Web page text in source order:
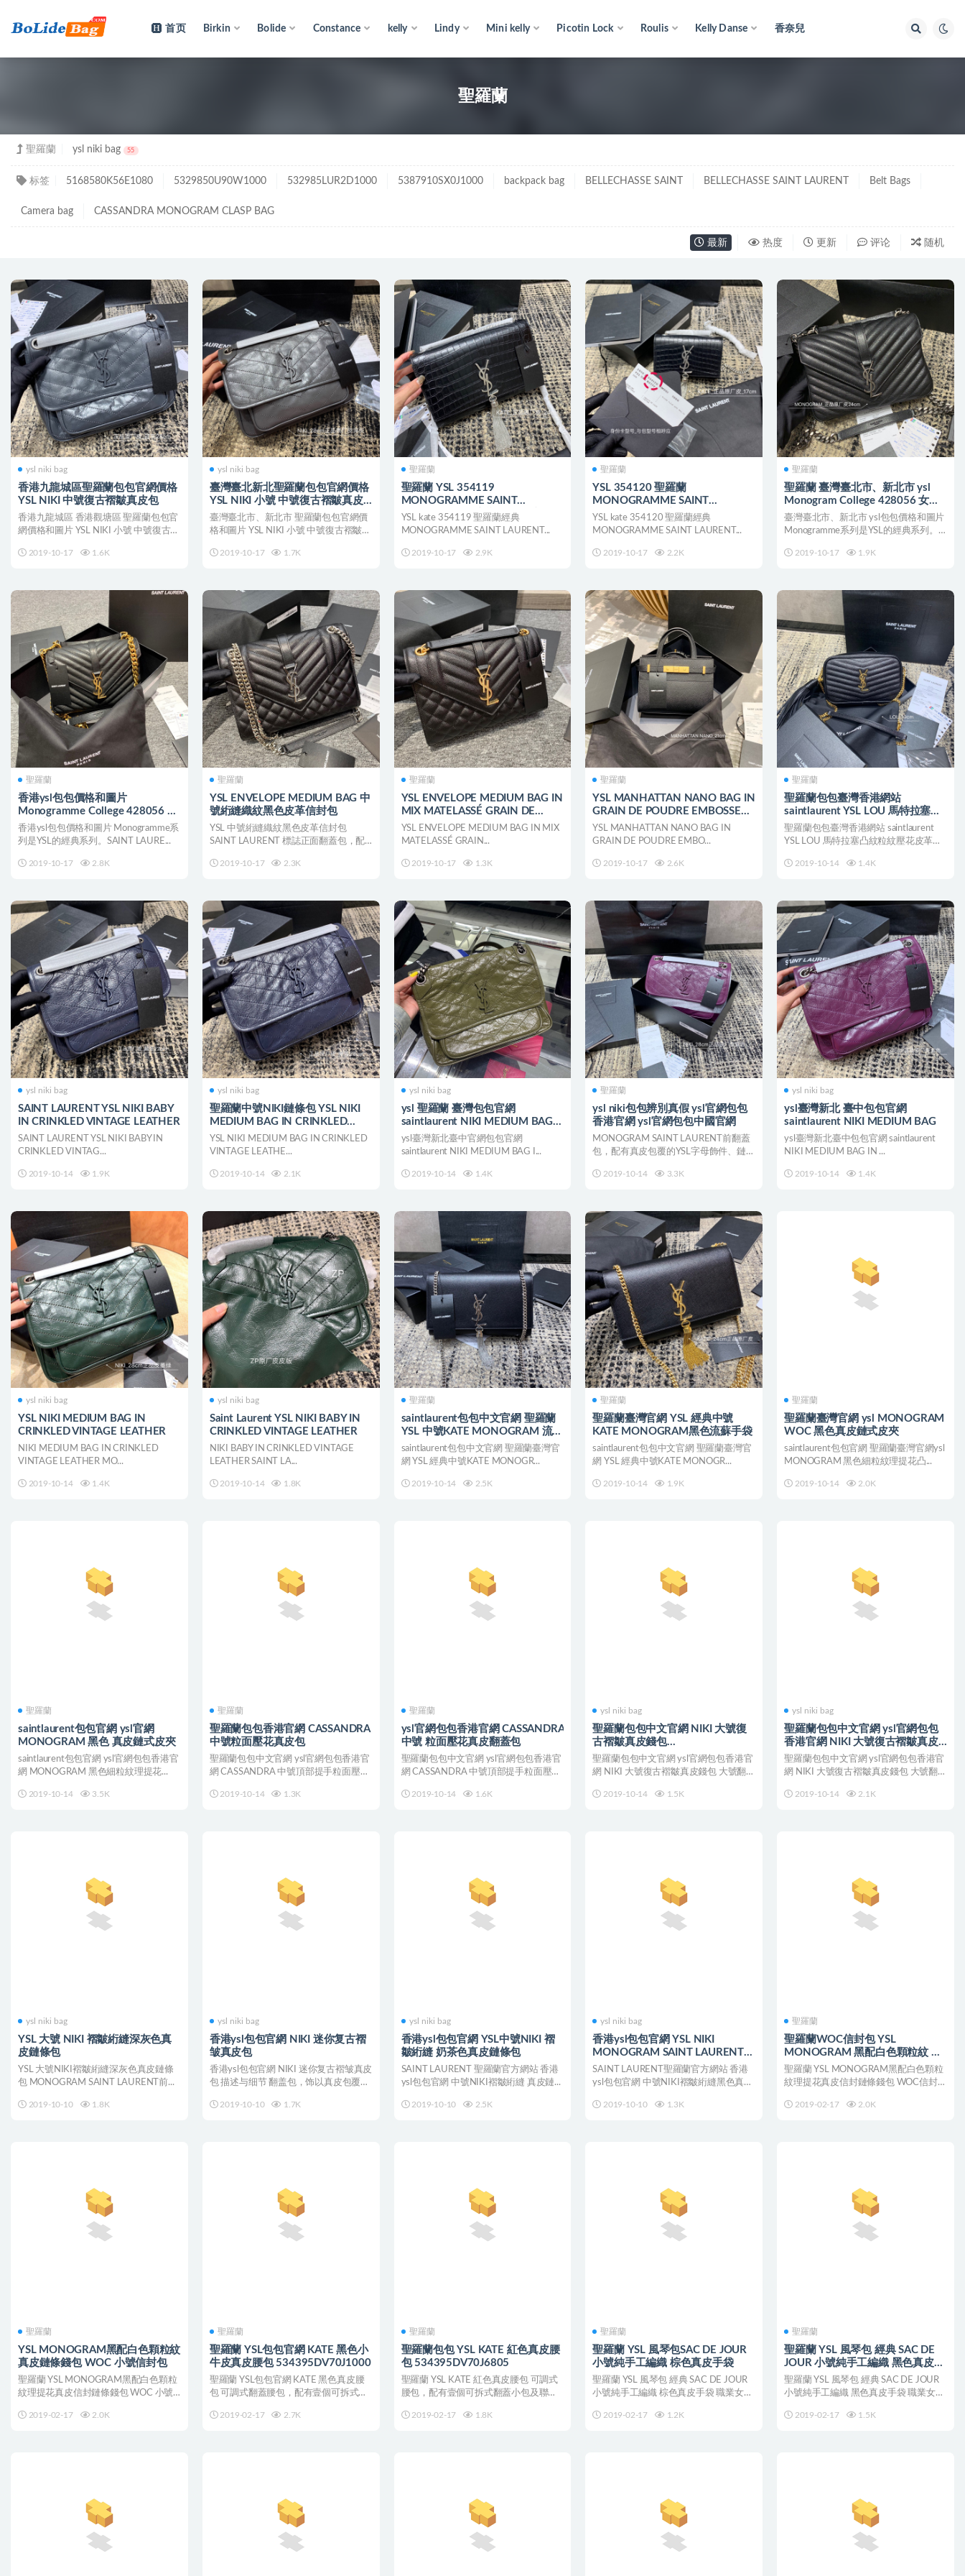
首页 Birkin Bolide Constance kelly Lindy Mini kelly Picotin Lock Roulis Kelly Danse 香奈兒
聖羅蘭
聖羅蘭 ysl niki bag 55
标签 5168580K56E1080 5329850U90W1000 532985LUR2D1000 5387910SX0J1000 backpack bag BELLECHASSE SAINT BELLECHASSE SAINT LAURENT Belt Bags
Camera bag CASSANDRA MONOGRAM CLASP BAG
最新 热度 更新 评论 随机
ysl niki bag
香港九龍城區聖羅蘭包包官網價格
YSL NIKI 中號復古褶皺真皮包
香港九龍城區 香港觀塘區 聖羅蘭包包官
網價格和圖片 YSL NIKI 小號 中號復古褶
2019-10-17
1.6K
ysl niki bag
臺灣臺北新北聖羅蘭包包官網價格
YSL NIKI 小號 中號復古褶皺真皮
包
臺灣臺北市、新北市 聖羅蘭包包官網價
格和圖片 YSL NIKI 小號 中號復古褶皺真
2019-10-17
1.7K
聖羅蘭
聖羅蘭 YSL 354119
MONOGRAMME SAINT
LAURENT 中號流蘇鱷魚紋手袋
YSL kate 354119 聖羅蘭經典
MONOGRAMME SAINT LAURENT...
2019-10-17 2.9K
聖羅蘭
YSL 354120 聖羅蘭
MONOGRAMME SAINT
LAURENT 小號流蘇鱷魚壓紋真皮
手袋
YSL kate 354120 聖羅蘭經典
MONOGRAMME SAINT LAURENT...
2019-10-17 2.2K
聖羅蘭
聖羅蘭 臺灣臺北市、新北市 ysl
Monogram College 428056 女包
價格和圖片
臺灣臺北市、新北市 ysl包包價格和圖片
Monogramme系列是YSL的經典系列。
2019-10-17
1.9K
聖羅蘭
香港ysl包包價格和圖片
Monogramme College 428056 女
士單肩包
香港ysl包包價格和圖片 Monogramme系
列是YSL的經典系列。SAINT LAURE...
2019-10-17 2.8K
聖羅蘭
YSL ENVELOPE MEDIUM BAG 中
號絎縫織紋黑色皮革信封包
YSL 中號絎縫織紋黑色皮革信封包
SAINT LAURENT 標誌正面翻蓋包，配
2019-10-17
2.3K
聖羅蘭
YSL ENVELOPE MEDIUM BAG IN
MIX MATELASSÉ GRAIN DE
POUDRE EMBOSSED LEATHER
YSL ENVELOPE MEDIUM BAG IN MIX
MATELASSÉ GRAIN...
2019-10-17 1.3K
聖羅蘭
YSL MANHATTAN NANO BAG IN
GRAIN DE POUDRE EMBOSSED
LEATHER
YSL MANHATTAN NANO BAG IN
GRAIN DE POUDRE EMBO...
2019-10-17 2.6K
聖羅蘭
聖羅蘭包包臺灣香港網站
saintlaurent YSL LOU 馬特拉塞迷
妳包
聖羅蘭包包臺灣香港網站 saintlaurent
YSL LOU 馬特拉塞凸紋粒紋壓花皮革
2019-10-14
1.4K
ysl niki bag
SAINT LAURENT YSL NIKI BABY
IN CRINKLED VINTAGE LEATHER
SAINT LAURENT YSL NIKI BABY IN
CRINKLED VINTAG...
2019-10-14 1.9K
ysl niki bag
聖羅蘭中號NIKI鏈條包 YSL NIKI
MEDIUM BAG IN CRINKLED
VINTAGE LEATHER
YSL NIKI MEDIUM BAG IN CRINKLED
VINTAGE LEATHE...
2019-10-14 2.1K
ysl niki bag
ysl 聖羅蘭 臺灣包包官網
saintlaurent NIKI MEDIUM BAG
IN
ysl臺灣新北臺中官網包包官網
saintlaurent NIKI MEDIUM BAG I...
2019-10-14 1.4K
聖羅蘭
ysl niki包包辨別真假 ysl官網包包
香港官網 ysl官網包包中國官網
MONOGRAM SAINT LAURENT前翻蓋
包，配有真皮包覆的YSL字母飾件、鏈條
2019-10-14
3.3K
ysl niki bag
ysl臺灣新北 臺中包包官網
saintlaurent NIKI MEDIUM BAG
ysl臺灣新北臺中包包官網 saintlaurent
NIKI MEDIUM BAG IN ...
2019-10-14 1.4K
ysl niki bag
YSL NIKI MEDIUM BAG IN
CRINKLED VINTAGE LEATHER
NIKI MEDIUM BAG IN CRINKLED
VINTAGE LEATHER MO...
2019-10-14 1.4K
ysl niki bag
Saint Laurent YSL NIKI BABY IN
CRINKLED VINTAGE LEATHER
NIKI BABY IN CRINKLED VINTAGE
LEATHER SAINT LA...
2019-10-14 1.8K
聖羅蘭
saintlaurent包包中文官網 聖羅蘭
YSL 中號KATE MONOGRAM 流蘇
手袋
saintlaurent包包中文官網 聖羅蘭臺灣官
網 YSL 經典中號KATE MONOGR...
2019-10-14 2.5K
聖羅蘭
聖羅蘭臺灣官網 YSL 經典中號
KATE MONOGRAM黑色流蘇手袋
saintlaurent包包中文官網 聖羅蘭臺灣官
網 YSL 經典中號KATE MONOGR...
2019-10-14 1.9K
聖羅蘭
聖羅蘭臺灣官網 ysl MONOGRAM
WOC 黑色真皮鏈式皮夾
saintlaurent包包官網 聖羅蘭臺灣官網ysl
MONOGRAM 黑色細粒紋理提花凸...
2019-10-14 2.0K
聖羅蘭
saintlaurent包包官網 ysl官網
MONOGRAM 黑色 真皮鏈式皮夾
saintlaurent包包官網 ysl官網包包香港官
網 MONOGRAM 黑色細粒紋理提花...
2019-10-14 3.5K
聖羅蘭
聖羅蘭包包香港官網 CASSANDRA
中號粒面壓花真皮包
聖羅蘭包包中文官網 ysl官網包包香港官
網 CASSANDRA 中號頂部提手粒面壓花
2019-10-14
1.3K
聖羅蘭
ysl官網包包香港官網 CASSANDRA
中號 粒面壓花真皮翻蓋包
聖羅蘭包包中文官網 ysl官網包包香港官
網 CASSANDRA 中號頂部提手粒面壓花
2019-10-14
1.6K
ysl niki bag
聖羅蘭包包中文官網 NIKI 大號復
古褶皺真皮錢包
5835520EN041112
聖羅蘭包包中文官網 ysl官網包包香港官
網 NIKI 大號復古褶皺真皮錢包 大號翻蓋
2019-10-14
1.5K
ysl niki bag
聖羅蘭包包中文官網 ysl官網包包
香港官網 NIKI 大號復古褶皺真皮
錢包
聖羅蘭包包中文官網 ysl官網包包香港官
網 NIKI 大號復古褶皺真皮錢包 大號翻蓋
2019-10-14
2.1K
ysl niki bag
YSL 大號 NIKI 褶皺絎縫深灰色真
皮鏈條包
YSL 大號NIKI褶皺絎縫深灰色真皮鏈條
包 MONOGRAM SAINT LAURENT前...
2019-10-10 1.8K
ysl niki bag
香港ysl包包官網 NIKI 迷你复古褶
皱真皮包
香港ysl包包官網 NIKI 迷你复古褶皱真皮
包 描述与细节 翻盖包，饰以真皮包覆的
2019-10-10
1.7K
ysl niki bag
香港ysl包包官網 YSL中號NIKI 褶
皺絎縫 奶茶色真皮鏈條包
SAINT LAURENT 聖羅蘭官方網站 香港
ysl包包官網 中號NIKI褶皺絎縫 真皮鏈...
2019-10-10 2.5K
ysl niki bag
香港ysl包包官網 YSL NIKI
MONOGRAM SAINT LAURENT鏈
條包 顏色皮料大全
SAINT LAURENT聖羅蘭官方網站 香港
ysl包包官網 中號NIKI褶皺絎縫黑色真皮
2019-10-10
1.3K
聖羅蘭
聖羅蘭WOC信封包 YSL
MONOGRAM 黑配白色顆粒紋 鏈
條錢包
聖羅蘭 YSL MONOGRAM黑配白色顆粒
紋理提花真皮信封鏈條錢包 WOC信封包
2019-02-17
2.0K
聖羅蘭
YSL MONOGRAM黑配白色顆粒紋
真皮鏈條錢包 WOC 小號信封包
聖羅蘭 YSL MONOGRAM黑配白色顆粒
紋理提花真皮信封鏈條錢包 WOC 小號
2019-02-17
2.0K
聖羅蘭
聖羅蘭 YSL包包官網 KATE 黑色小
牛皮真皮腰包 534395DV70J1000
聖羅蘭 YSL包包官網 KATE 黑色真皮腰
包 可調式翻蓋腰包，配有壹個可拆式口
2019-02-17
2.7K
聖羅蘭
聖羅蘭包包 YSL KATE 紅色真皮腰
包 534395DV70J6805
聖羅蘭 YSL KATE 紅色真皮腰包 可調式
腰包，配有壹個可拆式翻蓋小包及聯結
2019-02-17
1.8K
聖羅蘭
聖羅蘭 YSL 風琴包SAC DE JOUR
小號純手工編織 棕色真皮手袋
聖羅蘭 YSL 風琴包 經典 SAC DE JOUR
小號純手工編織 棕色真皮手袋 職業女
2019-02-17
1.2K
聖羅蘭
聖羅蘭 YSL 風琴包 經典 SAC DE
JOUR 小號純手工編織 黑色真皮手
袋
聖羅蘭 YSL 風琴包 經典 SAC DE JOUR
小號純手工編織 黑色真皮手袋 職業女
2019-02-17
1.5K